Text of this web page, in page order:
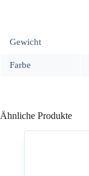
Gewicht
Farbe
Ähnliche Produkte